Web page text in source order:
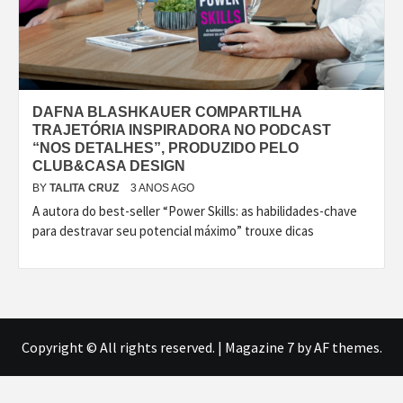
DAFNA BLASHKAUER COMPARTILHA
TRAJETÓRIA INSPIRADORA NO PODCAST
“NOS DETALHES”, PRODUZIDO PELO
CLUB&CASA DESIGN
BY TALITA CRUZ 3 ANOS AGO
A autora do best-seller “Power Skills: as habilidades-chave
para destravar seu potencial máximo” trouxe dicas
Copyright © All rights reserved. | Magazine 7by AF themes.